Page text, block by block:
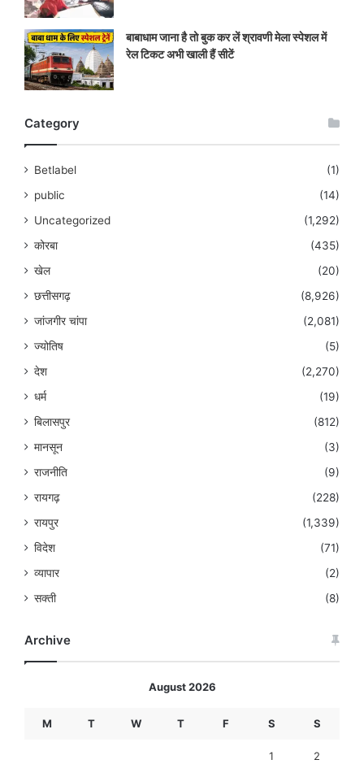
बाबाधाम जाना है तो बुक कर लें श्रावणी मेला स्पेशल में
रेल टिकट अभी खाली हैं सीटें
Category
Betlabel
(1)
public
(14)
Uncategorized
(1,292)
कोरबा
(435)
खेल
(20)
छत्तीसगढ़
(8,926)
जांजगीर चांपा
(2,081)
ज्योतिष
(5)
देश
(2,270)
धर्म
(19)
बिलासपुर
(812)
मानसून
(3)
राजनीति
(9)
रायगढ़
(228)
रायपुर
(1,339)
विदेश
(71)
व्यापार
(2)
सक्ती
(8)
Archive
August 2026
M T W T F S S
1 2